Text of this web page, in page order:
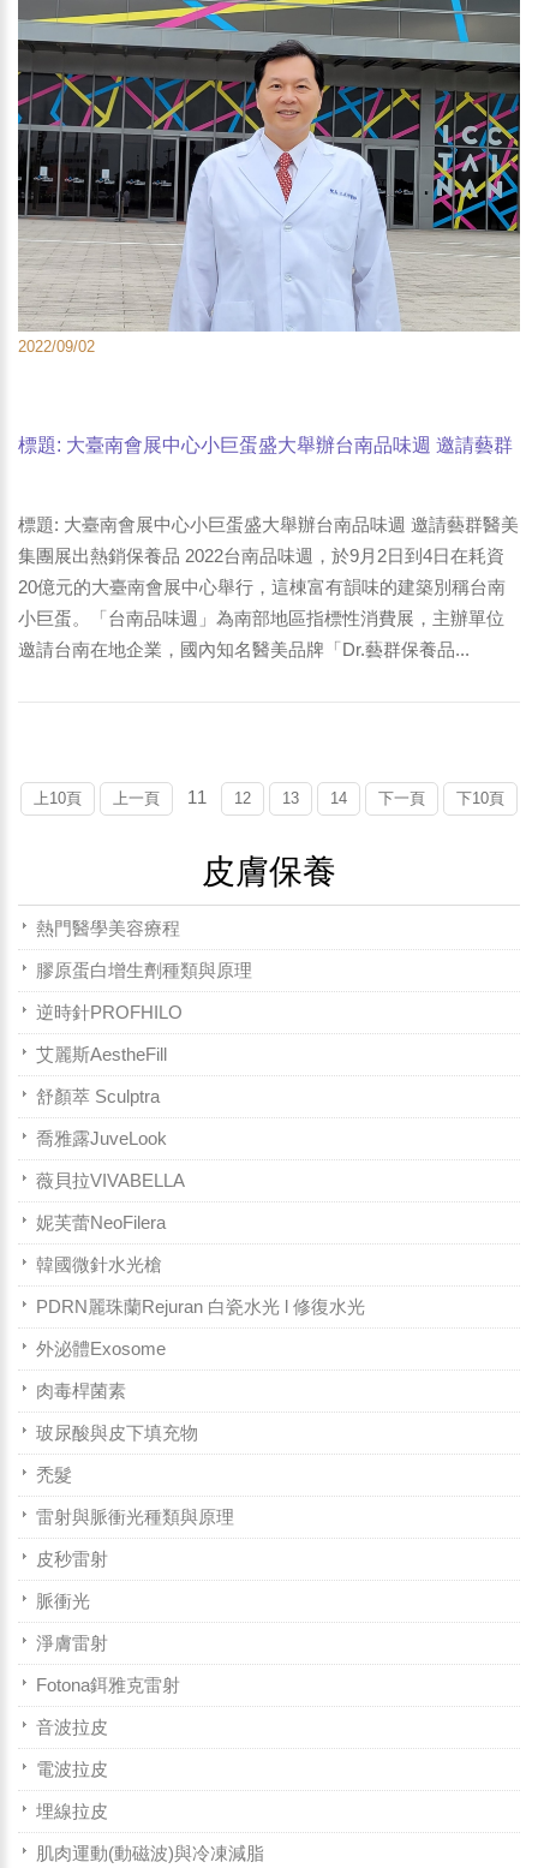
2022/09/02
標題: 大臺南會展中心小巨蛋盛大舉辦台南品味週 邀請藝群
標題: 大臺南會展中心小巨蛋盛大舉辦台南品味週 邀請藝群醫美
集團展出熱銷保養品 2022台南品味週，於9月2日到4日在耗資
20億元的大臺南會展中心舉行，這棟富有韻味的建築別稱台南
小巨蛋。「台南品味週」為南部地區指標性消費展，主辦單位
邀請台南在地企業，國內知名醫美品牌「Dr.藝群保養品...
上10頁 上一頁 11 12 13 14 下一頁 下10頁
皮膚保養
熱門醫學美容療程
膠原蛋白增生劑種類與原理
逆時針PROFHILO
艾麗斯AestheFill
舒顏萃 Sculptra
喬雅露JuveLook
薇貝拉VIVABELLA
妮芙蕾NeoFilera
韓國微針水光槍
PDRN麗珠蘭Rejuran 白瓷水光 l 修復水光
外泌體Exosome
肉毒桿菌素
玻尿酸與皮下填充物
禿髮
雷射與脈衝光種類與原理
皮秒雷射
脈衝光
淨膚雷射
Fotona鉺雅克雷射
音波拉皮
電波拉皮
埋線拉皮
肌肉運動(動磁波)與冷凍減脂